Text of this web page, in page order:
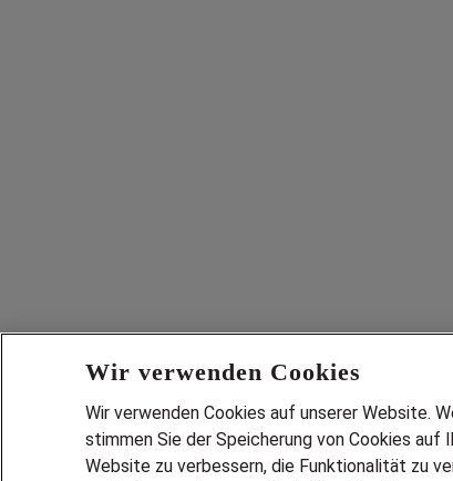
Wir verwenden Cookies
Wir verwenden Cookies auf unserer Website.
stimmen Sie der Speicherung von Cookies auf
Website zu verbessern, die Funktionalität zu